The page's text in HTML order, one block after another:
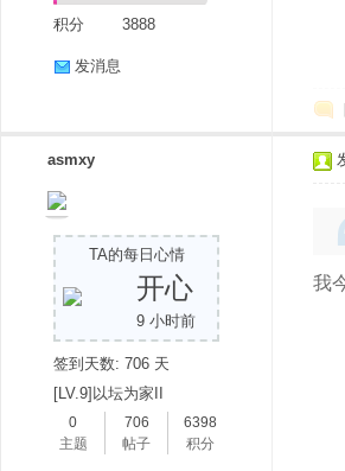
积分 3888
发消息
asmxy
TA的每日心情
开心
9 小时前
签到天数: 706 天
[LV.9]以坛为家II
0
主题
706
帖子
6398
积分
我